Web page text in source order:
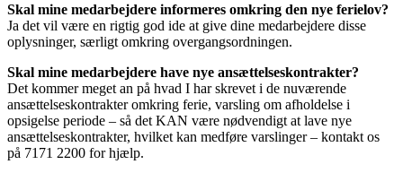
Skal mine medarbejdere informeres omkring den nye ferielov?
Ja det vil være en rigtig god ide at give dine medarbejdere disse
oplysninger, særligt omkring overgangsordningen.
Skal mine medarbejdere have nye ansættelseskontrakter?
Det kommer meget an på hvad I har skrevet i de nuværende
ansættelseskontrakter omkring ferie, varsling om afholdelse i
opsigelse periode – så det KAN være nødvendigt at lave nye
ansættelseskontrakter, hvilket kan medføre varslinger – kontakt os
på 7171 2200 for hjælp.